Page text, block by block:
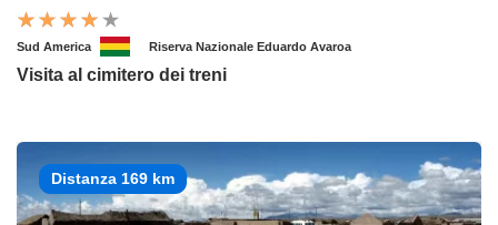
Sud America Riserva Nazionale Eduardo Avaroa
Visita al cimitero dei treni
Distanza 169 km